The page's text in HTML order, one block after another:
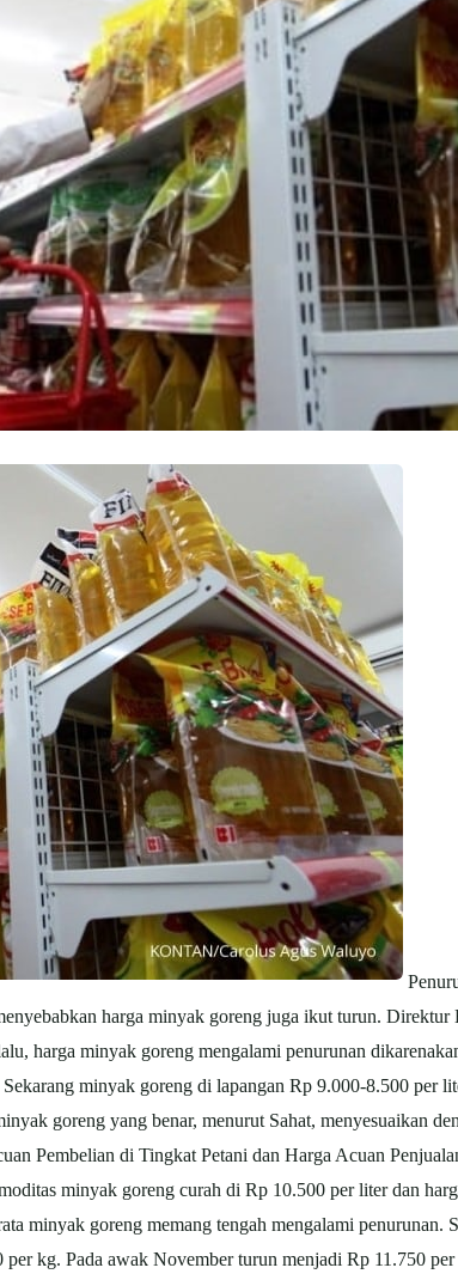
harga minyak goreng juga ikut turun.
harga minyak goreng mengalami penurunan
minyak goreng di lapangan Rp 9.000-8.500 per
goreng yang benar, menurut Sahat, menyesuaikan
Pembelian di Tingkat Petani dan Harga Acuan
minyak goreng curah di Rp 10.500 per liter dan
minyak goreng memang tengah mengalami penurunan.
kg. Pada awak November turun menjadi Rp 11.750